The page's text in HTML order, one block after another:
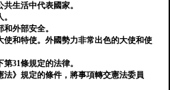
共生活中代表國家。
和外部安全。
使和特使。外國勢力非常出色的大使和使
第31條規定的法律。
法》規定的條件，將事項轉交憲法委員